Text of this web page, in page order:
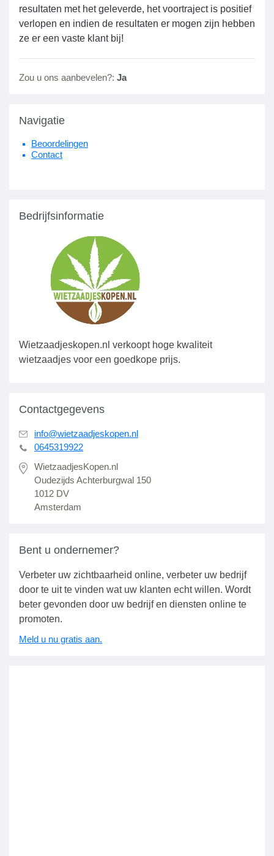
resultaten met het geleverde, het voortraject is positief
verlopen en indien de resultaten er mogen zijn hebben
ze er een vaste klant bij!
Zou u ons aanbevelen?: Ja
Navigatie
Beoordelingen
Contact
Bedrijfsinformatie
Wietzaadjeskopen.nl verkoopt hoge kwaliteit
wietzaadjes voor een goedkope prijs.
Contactgegevens
info@wietzaadjeskopen.nl
0645319922
WietzaadjesKopen.nl
Oudezijds Achterburgwal 150
1012 DV
Amsterdam
Bent u ondernemer?
Verbeter uw zichtbaarheid online, verbeter uw bedrijf
door te uit te vinden wat uw klanten echt willen. Wordt
beter gevonden door uw bedrijf en diensten online te
promoten.
Meld u nu gratis aan.